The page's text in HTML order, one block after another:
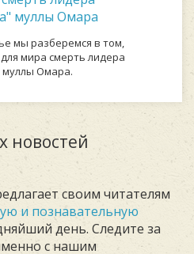
муллы Омара
мы разберемся в том,
мира смерть лидера
Омара.
новостей
своим читателям
и познавательную
день. Следите за
с нашим